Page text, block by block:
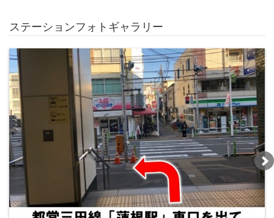
ステーションフォトギャラリー